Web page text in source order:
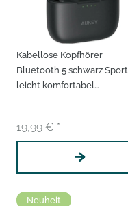
Kabellose Kopfhörer
Bluetooth 5 schwarz Sport
leicht komfortabel
Earphones In Ear
19,99 € *
Neuheit